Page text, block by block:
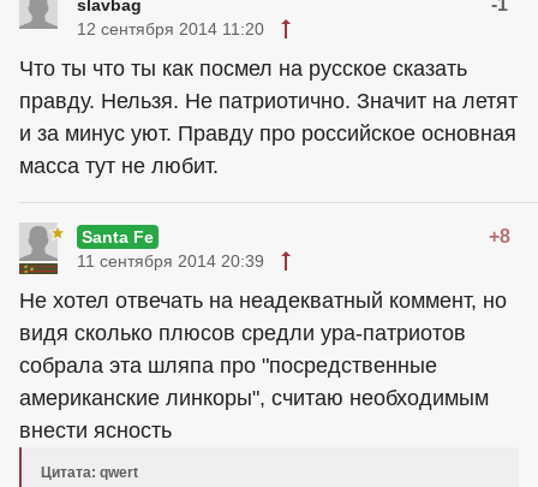
slavbag
12 сентября 2014 11:20
Что ты что ты как посмел на русское сказать
правду. Нельзя. Не патриотично. Значит на летят
и за минус уют. Правду про российское основная
масса тут не любит.
Santa Fe +8
11 сентября 2014 20:39
Не хотел отвечать на неадекватный коммент, но
видя сколько плюсов средли ура-патриотов
собрала эта шляпа про "посредственные
американские линкоры", считаю необходимым
внести ясность
Цитата: qwert